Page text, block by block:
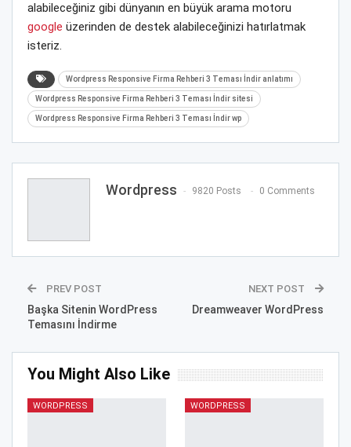
alabileceğiniz gibi dünyanın en büyük arama motoru
google üzerinden de destek alabileceğinizi hatırlatmak
isteriz.
Wordpress Responsive Firma Rehberi 3 Teması İndir anlatımı
Wordpress Responsive Firma Rehberi 3 Teması İndir sitesi
Wordpress Responsive Firma Rehberi 3 Teması İndir wp
Wordpress 9820 Posts 0 Comments
PREV POST
Başka Sitenin WordPress
Temasını İndirme
NEXT POST
Dreamweaver WordPress
You Might Also Like
WORDPRESS WORDPRESS